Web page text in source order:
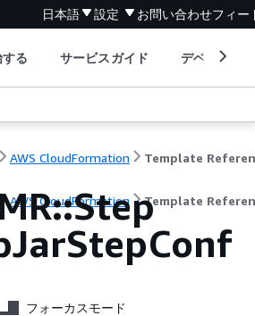
日本語 設定 お問い合わせフィー
る サービスガイド デベロッパ
AWS CloudFormation Template
AWS CloudFormation Template
フォーカスモード